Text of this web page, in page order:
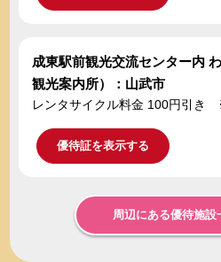
成東駅前観光交流センター内
観光案内所）：山武市
レンタサイクル料金 100円引き
優待証を表示する
周辺にある優待施設